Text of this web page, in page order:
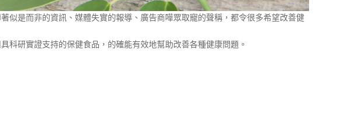
似是而非的資訊、媒體失實的報導、廣告商嘩眾取寵的聲稱，都令很多希望改善健
研實證支持的保健食品，的確能有效地幫助改善各種健康問題。